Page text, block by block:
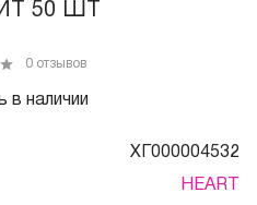
50 ШТ
в наличии
0 отзывов
ХГ000004532
HEART